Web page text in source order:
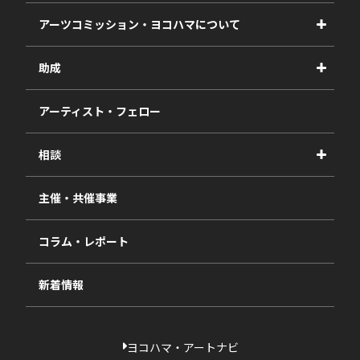
アーツコミッション・ヨコハマについて
事業紹介
事業報告書
助成
2027年度
2026年度
2025年度
2024年度
2023年度
過去の採択一覧
アーティスト・フェロー
相談
視察・ヒアリング・研究
相談依頼フォーム
主催・共催事業
コラム・レポート
新着情報
ヨコハマ・アートナビ